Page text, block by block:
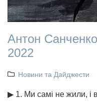
Антон
2022
Новини та Дайджести
▶ 1. Ми самі не жили, і